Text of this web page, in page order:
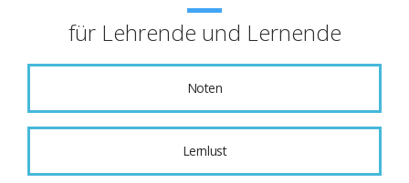
für Lehrende und Lernende
Noten
Lernlust